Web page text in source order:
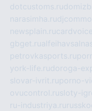
dotcustoms.ru
narasimha.ru
newsplain.ru
gbget.ru
petrovkasports.ru
york-life.rudoroga-
slovar-ivrit.ruporno-
ovucontrol.rusloty-
ru-industriya.ru